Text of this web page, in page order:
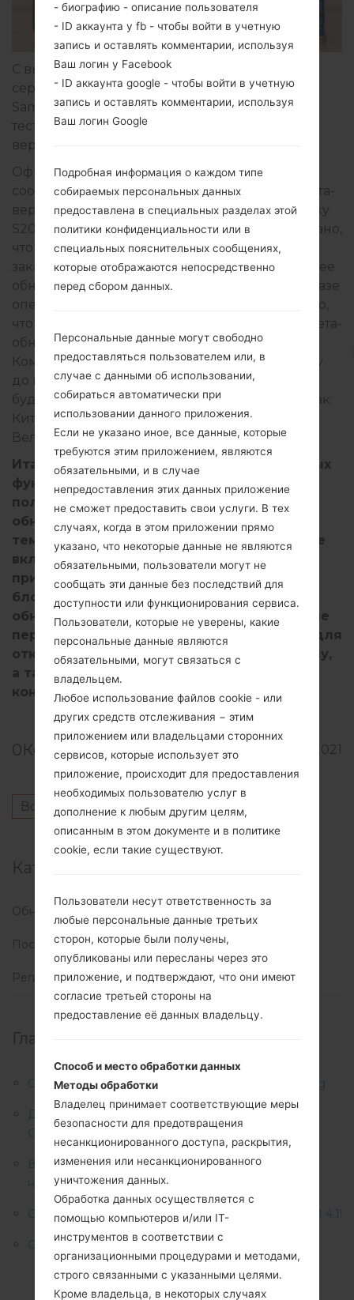
С выпуском бета-обновления One UI 4.0 для
серии Galaxy S21 несколько недель назад
Samsung завершила программу бета-
тестирования и близка к выпуску стабильной
версии.
Официальный модератор форума Samsung
сообщает, что компания готовится открыть бета-
версию One UI 4.0 на базе Android 12 для Galaxy
S20, Galaxy S20 + и Galaxy S20 Ultra. Было сказано,
что One UI 3.1 с версией прошивки,
заканчивающейся на EUI4. Это будет последнее
обновление программного обеспечения на базе
операционной системы Android 11, и возможно,
что Samsung скоро начнет бета-тестеры для бета-
обновления One UI 4.0 для серии Galaxy S20.
Компания планирует открыть бета-программу
до конца ноября 2021 года. Бета-обновления
будут доступны на некоторых рынках, таких как:
Китай, Германия, Индия, Южная Корея,
Великобритания и США.
Итак, One UI 4.0 содержит множество новых
функций, таких как обновленный дизайн
пользовательского интерфейса с
обновленными значками и цветовыми
темами на основе материала You. Он также
включает улучшенные стандартные
приложения, больше виджетов экрана
блокировки, новый дизайн виджетов,
обновленное меню виджетов, специальные
переключатели быстрого переключения для
отключения доступа к камере и микрофону,
а также улучшенную безопасность и
конфиденциальность.
0 Комментарии 540 09.11.2021
Войдитечтобы оставить комментарий.
Категории
Обновления
Последние новости (113)
Регионы (1)
Главные новости:
Описание регионов прошивок телефонов Samsung
Доступно майское обновление безопасности для
Galaxy S22! Загрузите его прямо сейчас!
В 2022 году Samsung планирует обновить свои
ноутбуки по трем направлениям
Galaxy F62 получил обновление Android 12 и One UI 4.1!
Обновление файлов от 2019-04-14
- биографию - описание пользователя
- ID аккаунта у fb - чтобы войти в учетную
запись и оставлять комментарии, используя
Ваш логин у Facebook
- ID аккаунта google - чтобы войти в учетную
запись и оставлять комментарии, используя
Ваш логин Google
Подробная информация о каждом типе
собираемых персональных данных
предоставлена в специальных разделах этой
политики конфиденциальности или в
специальных пояснительных сообщениях,
которые отображаются непосредственно
перед сбором данных.
Персональные данные могут свободно
предоставляться пользователем или, в
случае с данными об использовании,
собираться автоматически при
использовании данного приложения.
Если не указано иное, все данные, которые
требуются этим приложением, являются
обязательными, и в случае
непредоставления этих данных приложение
не сможет предоставить свои услуги. В тех
случаях, когда в этом приложении прямо
указано, что некоторые данные не являются
обязательными, пользователи могут не
сообщать эти данные без последствий для
доступности или функционирования сервиса.
Пользователи, которые не уверены, какие
персональные данные являются
обязательными, могут связаться с
владельцем.
Любое использование файлов cookie - или
других средств отслеживания − этим
приложением или владельцами сторонних
сервисов, которые использует это
приложение, происходит для предоставления
необходимых пользователю услуг в
дополнение к любым другим целям,
описанным в этом документе и в политике
cookie, если такие существуют.
Пользователи несут ответственность за
любые персональные данные третьих
сторон, которые были получены,
опубликованы или пересланы через это
приложение, и подтверждают, что они имеют
согласие третьей стороны на
предоставление её данных владельцу.
Способ и место обработки данных
Методы обработки
Владелец принимает соответствующие меры
безопасности для предотвращения
несанкционированного доступа, раскрытия,
изменения или несанкционированного
уничтожения данных.
Обработка данных осуществляется с
помощью компьютеров и/или IT-
инструментов в соответствии с
организационными процедурами и методами,
строго связанными с указанными целями.
Кроме владельца, в некоторых случаях